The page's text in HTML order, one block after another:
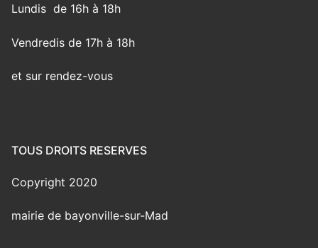
Lundis de 16h à 18h
Vendredis de 17h à 18h
et sur rendez-vous
TOUS DROITS RESERVES
Copyright 2020
mairie de bayonville-sur-Mad